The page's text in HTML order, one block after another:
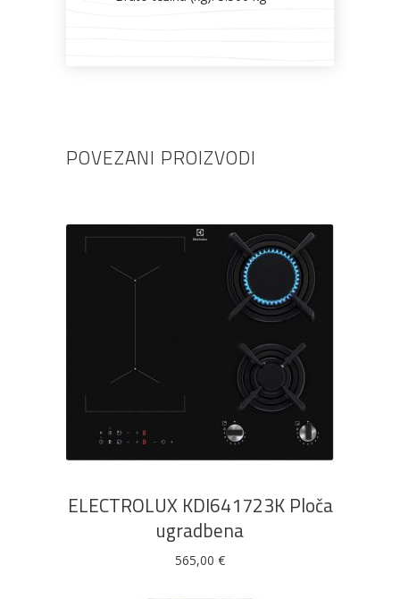
POVEZANI PROIZVODI
DODAJ U KOŠARICU
ELECTROLUX KDI641723K Ploča
ugradbena
565,00 €